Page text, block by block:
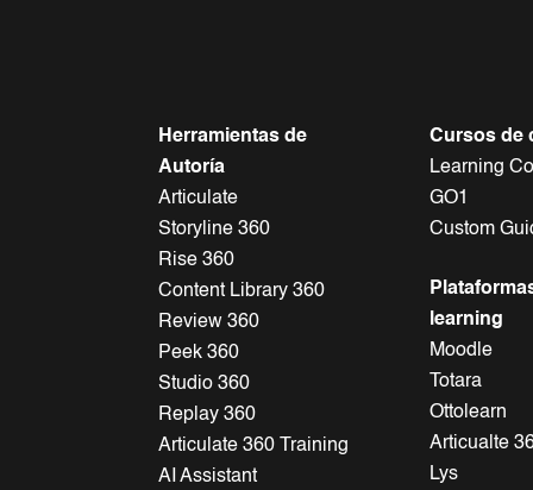
Herramientas de
Autoría
Articulate
Storyline 360
Rise 360
Content Library 360
Review 360
Peek 360
Studio 360
Replay 360
Articulate 360 Training
AI Assistant
Cursos de
Learning
GO1
Custom
learning
Moodle
Totara
Ottolearn
Articualte
Lys